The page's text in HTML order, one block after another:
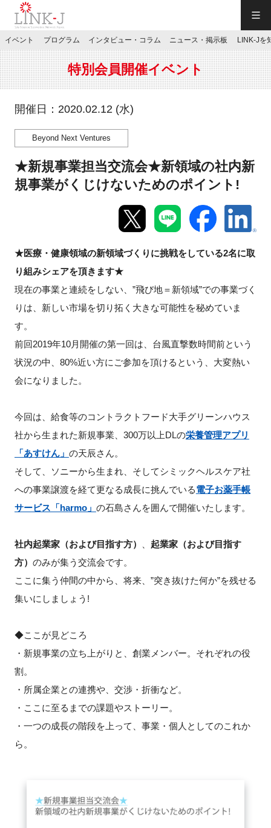
JP／EN
特別会員専用メニュー
施設ご予約
マイページ
新規登録
イベント
プログラム
ニュース・掲示板
LINK-Jを知る
特別会員
イベント プログラム インタビュー・コラム ニュース・掲示板 LINK-Jを
特別会員開催イベント
開催日：2020.02.12 (水)
Beyond Next Ventures
★新規事業担当交流会★新領域の社内新
規事業がくじけないためのポイント!
★医療・健康領域の新領域づくりに挑戦をしている2名に取
り組みシェアを頂きます★
現在の事業と連続をしない、”飛び地＝新領域”での事業づく
りは、新しい市場を切り拓く大きな可能性を秘めていま
す。
前回2019年10月開催の第一回は、台風直撃数時間前という
状況の中、80%近い方にご参加を頂けるという、大変熱い
会になりました。
今回は、給食等のコントラクトフード大手グリーンハウス
社から生まれた新規事業、300万以上DLの栄養管理アプリ
「あすけん」 の天辰さん。
そして、ソニーから生まれ、そしてシミックヘルスケア社
への事業譲渡を経て更なる成長に挑んでいる電子お薬手帳
サービス「harmo」 の石島さんを囲んで開催いたします。
社内起業家（および目指す方）
起業家（および目指す
方） のみが集う交流会です。
ここに集う仲間の中から、将来、”突き抜けた何か”を残せる
集いにしましょう!
◆ここが見どころ
・新規事業の立ち上がりと、創業メンバー。それぞれの役
割。
・所属企業との連携や、交渉・折衝など。
・ここに至るまでの課題やストーリー。
・一つの成長の階段を上って、事業・個人としてのこれか
ら。